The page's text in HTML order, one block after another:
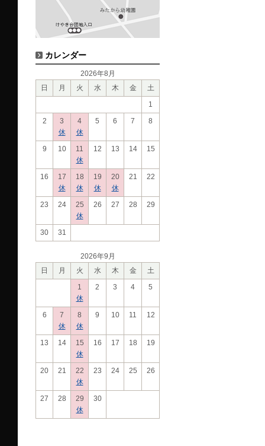
カレンダー
2026年8月
日
月 火 水 木 金
土
1
2
3
休
4
休
5 6 7 8
9 10
11
休
12 13 14 15
16
17
休
18
休
19
休
20
休
21 22
23 24
25
休
26 27 28 29
30 31
2026年9月
日
月 火 水 木 金
土
1
休
2 3 4 5
6
7
休
8
休
9 10 11 12
13 14
15
休
16 17 18 19
20 21
22
休
23 24 25 26
27 28
29
休
30